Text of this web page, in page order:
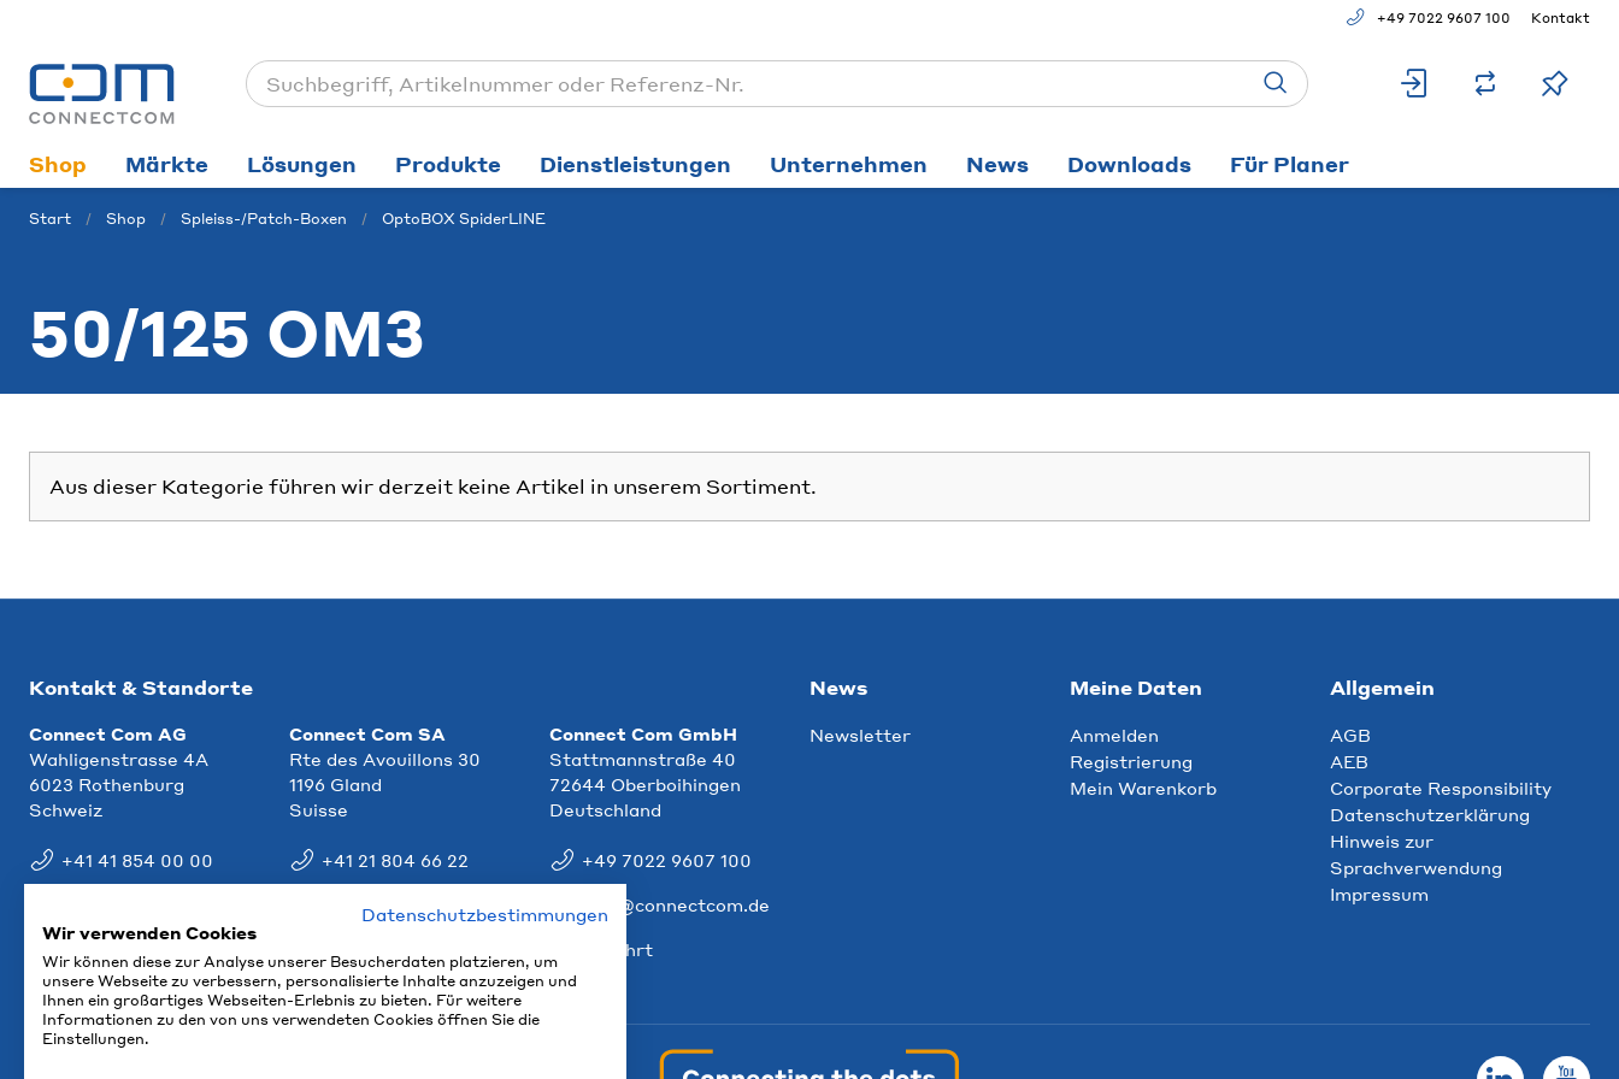
+49 7022 9607 100 Kontakt
Shop Märkte Lösungen Produkte Dienstleistungen Unternehmen News Downloads Für Planer
Start Shop Spleiss-/Patch-Boxen OptoBOX SpiderLINE
50/125 OM3
Aus dieser Kategorie führen wir derzeit keine Artikel in unserem Sortiment.
Kontakt & Standorte
Connect Com AG
Wahligenstrasse 4A
6023 Rothenburg
Schweiz
+41 41 854 00 00
Connect Com SA
Rte des Avouillons 30
1196 Gland
Suisse
+41 21 804 66 22
info@ccm.ch
Connect Com GmbH
Stattmannstraße 40
72644 Oberboihingen
Deutschland
+49 7022 9607 100
info@connectcom.de
Anfahrt
News
Newsletter
Meine Daten
Anmelden
Registrierung
Mein Warenkorb
Allgemein
AGB
AEB
Corporate Responsibility
Datenschutzerklärung
Hinweis zur
Sprachverwendung
Impressum
Datenschutzbestimmungen
Wir verwenden Cookies
Wir können diese zur Analyse unserer Besucherdaten platzieren, um
unsere Webseite zu verbessern, personalisierte Inhalte anzuzeigen und
Ihnen ein großartiges Webseiten-Erlebnis zu bieten. Für weitere
Informationen zu den von uns verwendeten Cookies öffnen Sie die
Einstellungen.